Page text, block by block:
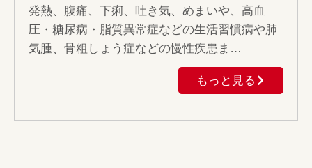
発熱、腹痛、下痢、吐き気、めまいや、高血
圧・糖尿病・脂質異常症などの生活習慣病や肺
気腫、骨粗しょう症などの慢性疾患ま…
もっと見る